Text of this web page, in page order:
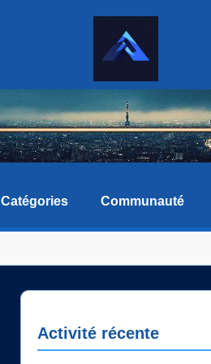
Catégories Communauté
Activité récente